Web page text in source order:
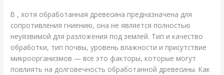
В , хотя обработанная древесина предназначена для
сопротивления гниению, она не является полностью
неуязвимой для разложения под землей. Тип и качество
обработки, тип почвы, уровень влажности и присутствие
микроорганизмов — все это факторы, которые могут
повлиять на долговечность обработанной древесины. Как